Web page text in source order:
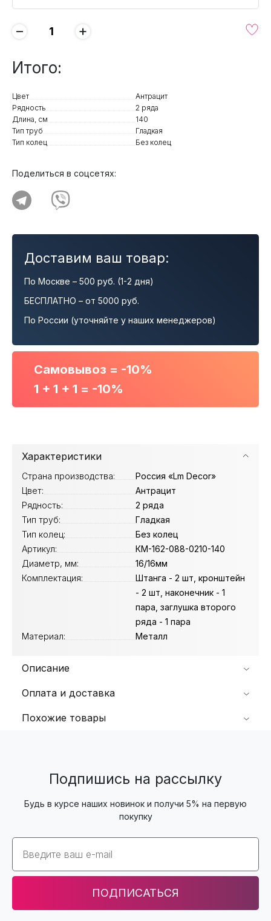
− +
Итого:
Цвет
Антрацит
Рядность
2 ряда
Длина, см
140
Тип труб
Гладкая
Тип колец
Без колец
Поделиться в соцсетях:
Доставим ваш товар:
По Москве – 500 руб. (1-2 дня)
БЕСПЛАТНО – от 5000 руб.
По России (уточняйте у наших менеджеров)
Самовывоз = -10%
1 + 1 + 1 = -10%
Характеристики
Страна производства:
Россия «Lm Decor»
Цвет:
Антрацит
Рядность:
2 ряда
Тип труб:
Гладкая
Тип колец:
Без колец
Артикул:
КМ-162-088-0210-140
Диаметр, мм:
16/16мм
Комплектация:
Штанга - 2 шт, кронштейн
- 2 шт, наконечник - 1
пара, заглушка второго
ряда - 1 пара
Материал:
Металл
Описание
Оплата и доставка
Похожие товары
Подпишись на рассылку
Будь в курсе наших новинок и получи 5% на первую
покупку
Email
ПОДПИСАТЬСЯ